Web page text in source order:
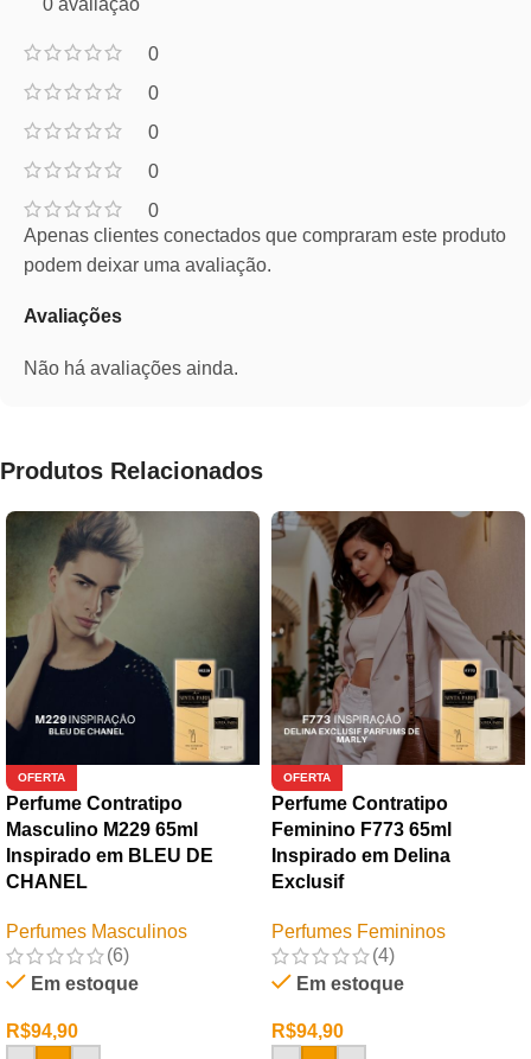
0
0
0
0
0
Avaliações
Não há avaliações ainda.
Apenas clientes conectados que compraram este produto
podem deixar uma avaliação.
Produtos Relacionados
OFERTA
Perfume Contratipo
Masculino M229 65ml
Inspirado em BLEU DE
CHANEL
Perfumes Masculinos
(6)
Em estoque
R$94,90
OFERTA
Perfume Contratipo
Feminino F773 65ml
Inspirado em Delina
Exclusif
Perfumes Femininos
(4)
Em estoque
R$94,90